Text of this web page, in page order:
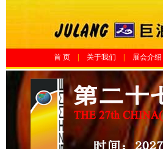
首 页 关于我们 展会介绍